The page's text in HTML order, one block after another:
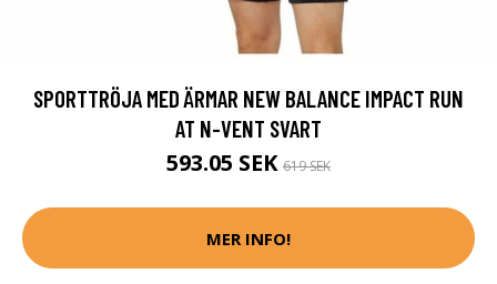
SPORTTRÖJA MED ÄRMAR NEW BALANCE IMPACT RUN
AT N-VENT SVART
593.05 SEK 619 SEK
MER INFO!